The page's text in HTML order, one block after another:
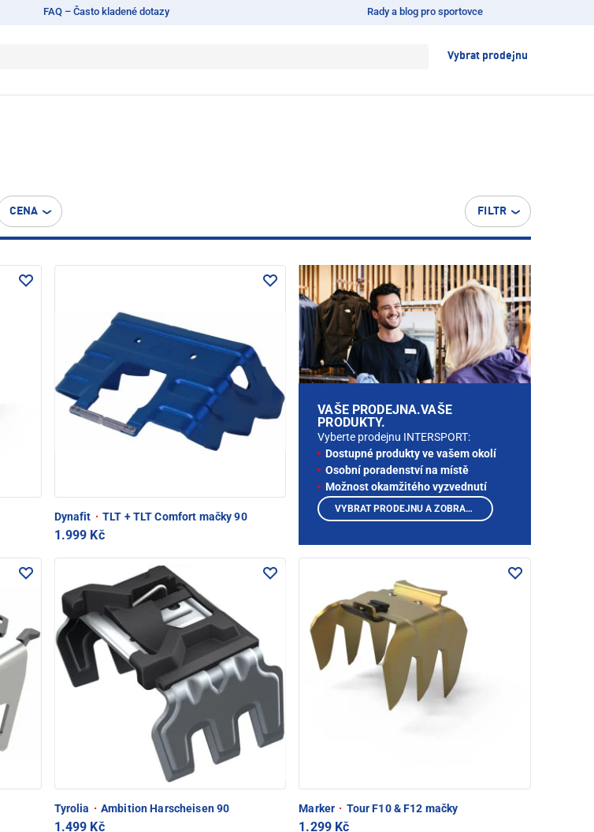
FAQ – Často kladené dotazy Rady a blog pro sportovce
Vybrat prodejnu
CENA FILTR
Dynafit · TLT + TLT Comfort mačky 90
1.999 Kč
Tyrolia · Ambition Harscheisen 90
1.499 Kč
Marker · Tour F10 & F12 mačky
1.299 Kč
VAŠE PRODEJNA.VAŠE
PRODUKTY.
Vyberte prodejnu INTERSPORT:
Dostupné produkty ve vašem okolí
Osobní poradenství na místě
Možnost okamžitého vyzvednutí
VYBRAT PRODEJNU A ZOBRAZIT PRODUKTY